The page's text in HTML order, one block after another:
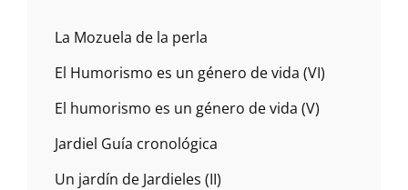
La Mozuela de la perla
El Humorismo es un género de vida (VI)
El humorismo es un género de vida (V)
Jardiel Guía cronológica
Un jardín de Jardieles (II)